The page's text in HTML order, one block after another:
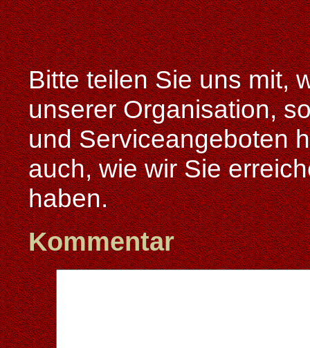
Bitte teilen Sie uns mit,
unserer Organisation,
und Serviceangeboten
auch, wie wir Sie
haben.
Kommentar